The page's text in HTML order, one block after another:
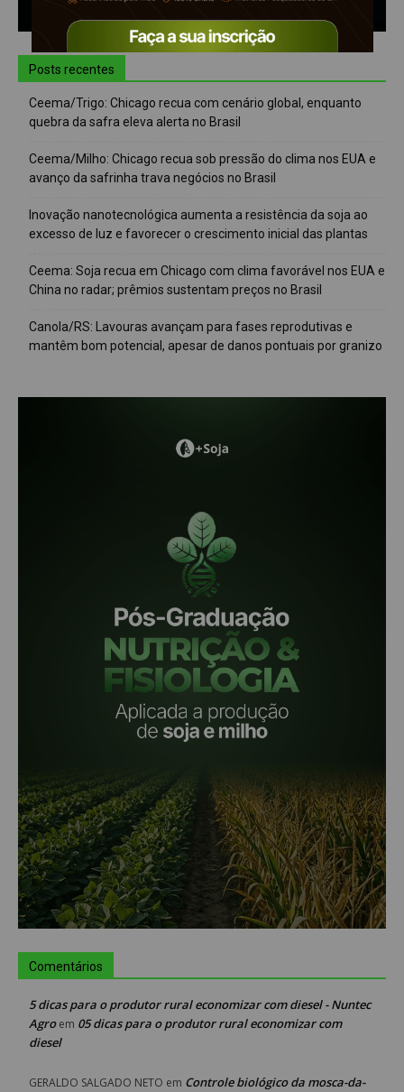
Posts recentes
Ceema/Trigo: Chicago recua com cenário global, enquanto
quebra da safra eleva alerta no Brasil
Ceema/Milho: Chicago recua sob pressão do clima nos EUA e
avanço da safrinha trava negócios no Brasil
Inovação nanotecnológica aumenta a resistência da soja ao
excesso de luz e favorecer o crescimento inicial das plantas
Ceema: Soja recua em Chicago com clima favorável nos EUA e
China no radar; prêmios sustentam preços no Brasil
Canola/RS: Lavouras avançam para fases reprodutivas e
mantêm bom potencial, apesar de danos pontuais por granizo
Comentários
5 dicas para o produtor rural economizar com diesel - Nuntec
Agroem 05 dicas para o produtor rural economizar com
diesel
GERALDO SALGADO NETO em Controle biológico da mosca-da-